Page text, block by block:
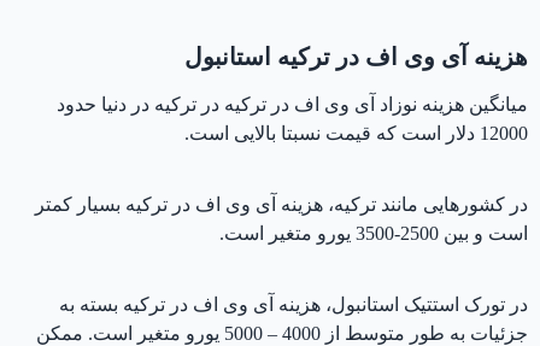
هزینه آی وی اف در ترکیه استانبول
میانگین هزینه نوزاد آی وی اف در ترکیه در ترکیه در دنیا حدود
12000 دلار است که قیمت نسبتا بالایی است.
در کشورهایی مانند ترکیه، هزینه آی وی اف در ترکیه بسیار کمتر
است و بین 2500-3500 یورو متغیر است.
در تورک استتیک استانبول، هزینه آی وی اف در ترکیه بسته به
جزئیات به طور متوسط ​​از 4000 – 5000 یورو متغیر است. ممکن